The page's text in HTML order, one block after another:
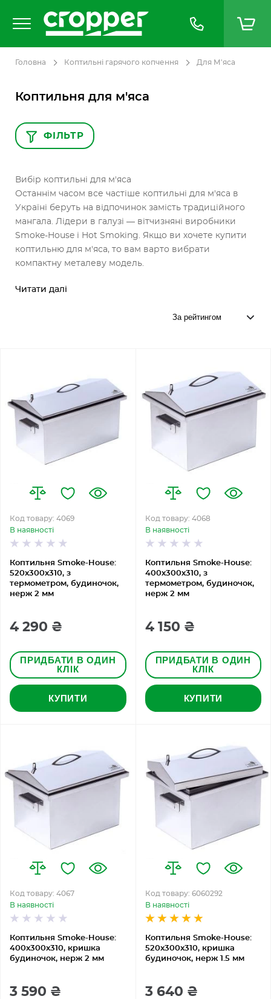
Головна Коптильні гарячого копчення Для М'яса
Коптильня для м'яса
Вибір коптильні для м'яса
Останнім часом все частіше коптильні для м'яса в
Україні беруть на відпочинок замість традиційного
мангала. Лідери в галузі — вітчизняні виробники
Smoke-House і Hot Smoking. Якщо ви хочете купити
коптильню для м'яса, то вам варто вибрати
компактну металеву модель.
Читати далі
Коптильня Smoke-House:
520x300x310, з
термометром, будиночок,
нерж 2 мм
Код товару: 4069
В наявності
4 290 ₴
ПРИДБАТИ В ОДИН
КЛІК
КУПИТИ
Коптильня Smoke-House:
400х300х310, з
термометром, будиночок,
нерж 2 мм
Код товару: 4068
В наявності
4 150 ₴
ПРИДБАТИ В ОДИН
КЛІК
КУПИТИ
Коптильня Smoke-House:
400x300x310, кришка
будиночок, нерж 2 мм
Код товару: 4067
В наявності
3 590 ₴
Коптильня Smoke-House:
520x300x310, кришка
будиночок, нерж 1.5 мм
Код товару: 6060292
В наявності
3 640 ₴
ФІЛЬТР